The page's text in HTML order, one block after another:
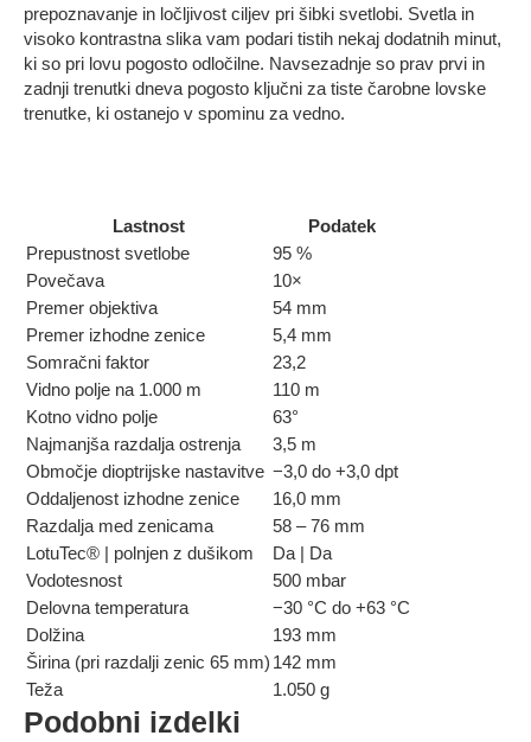
prepoznavanje in ločljivost ciljev pri šibki svetlobi. Svetla in
visoko kontrastna slika vam podari tistih nekaj dodatnih minut,
ki so pri lovu pogosto odločilne. Navsezadnje so prav prvi in
zadnji trenutki dneva pogosto ključni za tiste čarobne lovske
trenutke, ki ostanejo v spominu za vedno.
Lastnost
Podatek
Prepustnost svetlobe
95 %
Povečava
10×
Premer objektiva
54 mm
Premer izhodne zenice
5,4 mm
Somračni faktor
23,2
Vidno polje na 1.000 m
110 m
Kotno vidno polje
63°
Najmanjša razdalja ostrenja
3,5 m
Območje dioptrijske nastavitve −3,0 do +3,0 dpt
Oddaljenost izhodne zenice
16,0 mm
Razdalja med zenicama
58 – 76 mm
LotuTec® | polnjen z dušikom
Da | Da
Vodotesnost
500 mbar
Delovna temperatura
−30 °C do +63 °C
Dolžina
193 mm
Širina (pri razdalji zenic 65 mm) 142 mm
Teža
1.050 g
Podobni izdelki